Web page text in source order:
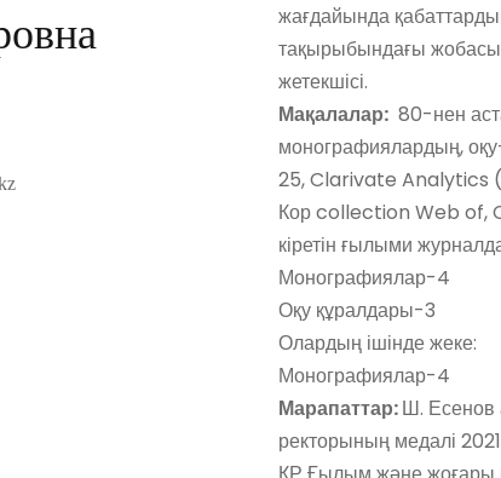
жағдайында
тақырыбындағы
жетекшісі.
Мақалалар: 80-нен
монографиялардың,
25, Clarivate Analytics
Кор collection Web of,
кіретін ғылыми
Монографиялар-4
Оқу құралдары-3
Олардың ішінде жеке:
Монографиялар-4
Марапаттар:Ш. Есенов
ректорының медалі